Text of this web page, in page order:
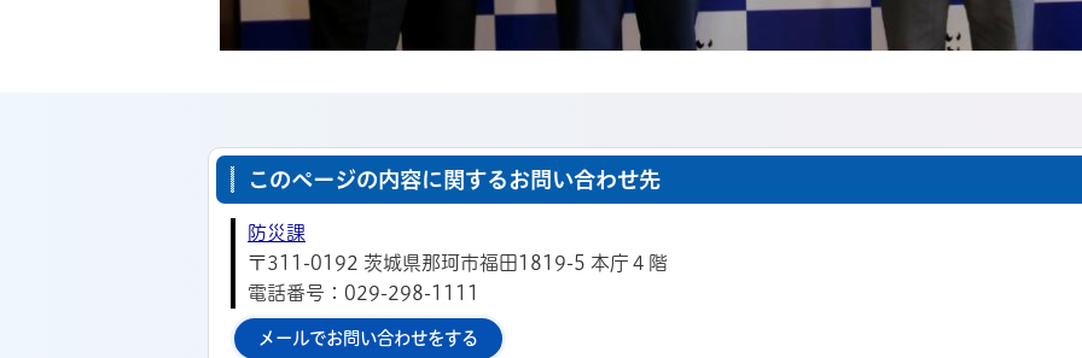
このページの内容に関するお問い合わせ先
防災課
〒311-0192 茨城県那珂市福田1819-5 本庁４階
電話番号：029-298-1111
メールでお問い合わせをする